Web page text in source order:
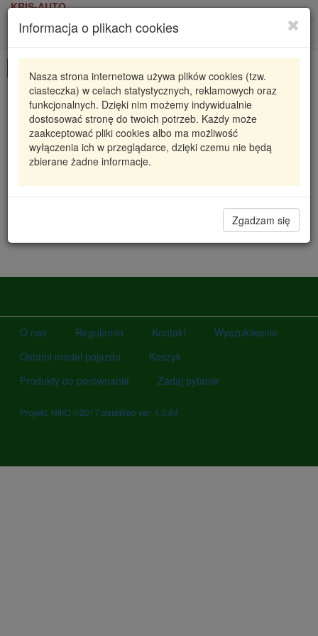
KRIS-AUTO
Informacja o plikach cookies
Nasza strona internetowa używa plików cookies (tzw.
ciasteczka) w celach statystycznych, reklamowych oraz
funkcjonalnych. Dzięki nim możemy indywidualnie
dostosować stronę do twoich potrzeb. Każdy może
zaakceptować pliki cookies albo ma możliwość
wyłączenia ich w przeglądarce, dzięki czemu nie będą
zbierane żadne informacje.
Zgadzam się
Karta produktu
818713 VAL VALEO
INTERCOOLER MINI MINI 6/2001=>
2 208,16 zł
Filia Lublin 0
O nas Regulamin Kontakt
Wyszukiwanie
Ostatni model pojazdu
Koszyk
Produkty do porównania
Zadaj pytanie
Projekt: NIKO ©2017 dataWeb ver. 1.0.84